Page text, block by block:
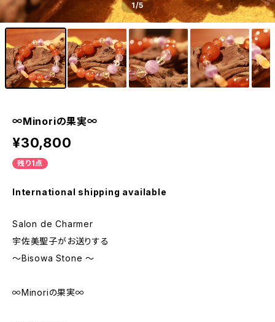
1/5
∞Minoriの果実∞
¥30,800
残り1点
International shipping available
Salon de Charmer
宇佐美聖子がお送りする
〜Bisowa Stone 〜
∞Minoriの果実∞